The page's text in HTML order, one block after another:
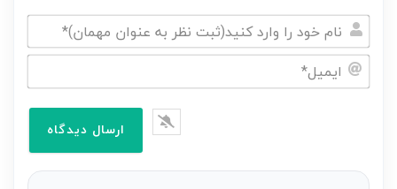
نام
خود
نظر